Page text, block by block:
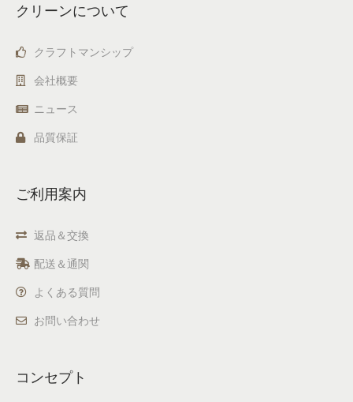
クリーンについて
クラフトマンシップ
会社概要
ニュース
品質保証
ご利用案内
返品＆交換
配送＆通関
よくある質問
お問い合わせ
コンセプト